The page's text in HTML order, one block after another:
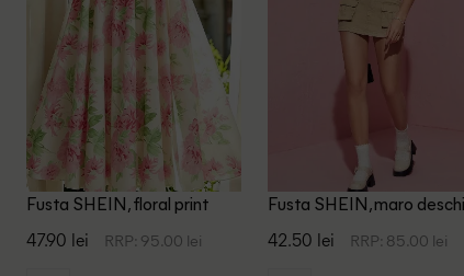
Fusta SHEIN, floral print
47.90 lei RRP: 95.00 lei
Fusta SHEIN, maro
42.50 lei RRP: 85.00 lei